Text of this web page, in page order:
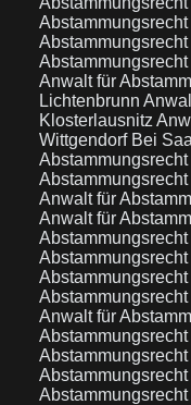
Anwalt für
Lichtenbrunn
Klosterlausnitz
Wittgendorf Bei
Anwalt für
Anwalt für
Abstammungsrecht
Anwalt für
Abstammungsrecht